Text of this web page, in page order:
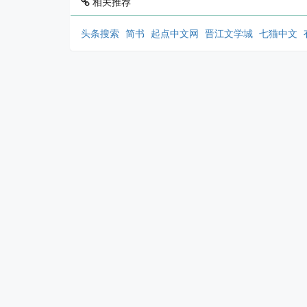
头条搜索 简书 起点中文网 晋江文学城 七猫中文